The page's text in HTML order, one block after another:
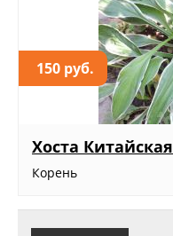
150 руб.
Хоста Китайская
Корень